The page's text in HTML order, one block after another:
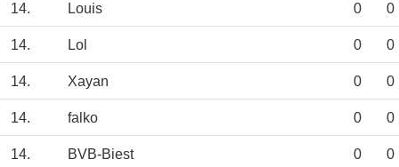
14. Louis 0 0
14. Lol 0 0
14. Xayan 0 0
14. falko 0 0
14. BVB-Biest 0 0